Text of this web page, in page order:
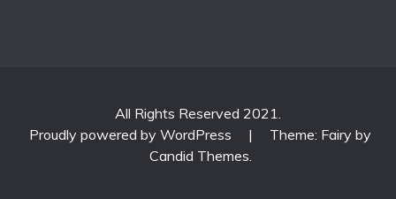
All Rights Reserved 2021.
Proudly powered by WordPress
|
Theme: Fairy by
Candid Themes.